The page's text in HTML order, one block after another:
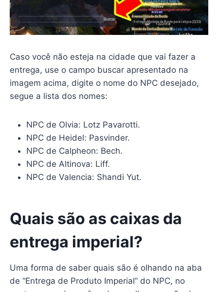
Caso você não esteja na cidade que vai fazer a
entrega, use o campo buscar apresentado na
imagem acima, digite o nome do NPC desejado,
segue a lista dos nomes:
NPC de Olvia: Lotz Pavarotti.
NPC de Heidel: Pasvinder.
NPC de Calpheon: Bech.
NPC de Altinova: Liff.
NPC de Valencia: Shandi Yut.
Quais são as caixas da
entrega imperial?
Uma forma de saber quais são é olhando na aba
de “Entrega de Produto Imperial” do NPC, no